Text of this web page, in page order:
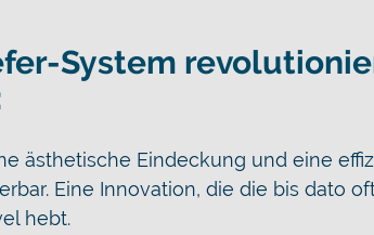
System
ästhetische Eindeckung und eine
Eine Innovation, die die bis dato
hebt.